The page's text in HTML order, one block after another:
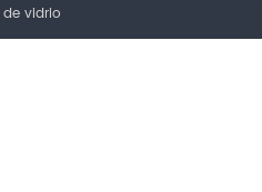
de vidrio